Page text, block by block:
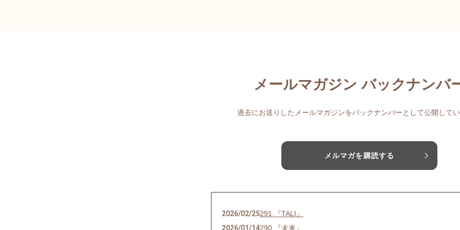
メールマガジン バックナンバ
過去にお送りしたメールマガジンをバックナンバーとして公開してい
メルマガを購読する
2026/02/25291.『TALI』
2026/01/14290.『未来』